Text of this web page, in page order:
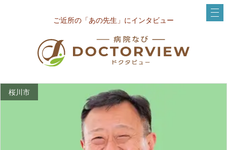
ご近所の「あの先生」にインタビュー
桜川市